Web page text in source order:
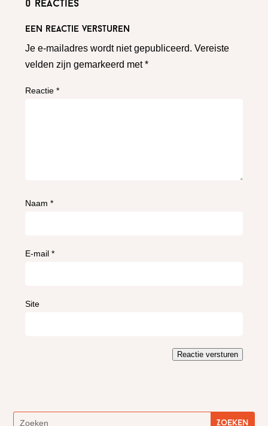
0 reacties
Een reactie versturen
Je e-mailadres wordt niet gepubliceerd. Vereiste
velden zijn gemarkeerd met*
Reactie*
Naam*
E-mail*
Site
Reactie versturen